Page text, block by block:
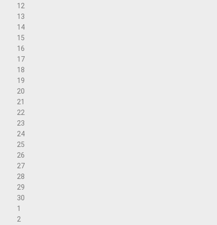
12
13
14
15
16
17
18
19
20
21
22
23
24
25
26
27
28
29
30
1
2